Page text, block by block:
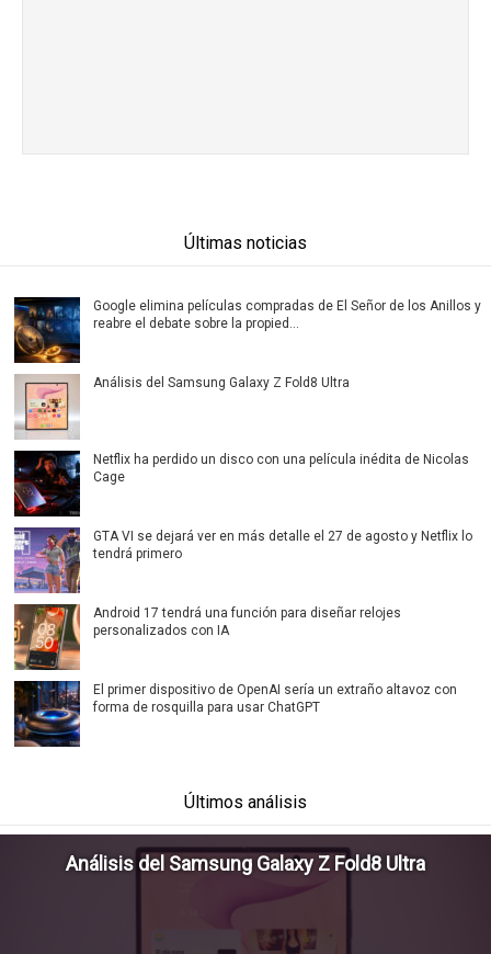
Últimas noticias
Google elimina películas compradas de El Señor de los Anillos y
reabre el debate sobre la propied...
Análisis del Samsung Galaxy Z Fold8 Ultra
Netflix ha perdido un disco con una película inédita de Nicolas
Cage
GTA VI se dejará ver en más detalle el 27 de agosto y Netflix lo
tendrá primero
Android 17 tendrá una función para diseñar relojes
personalizados con IA
El primer dispositivo de OpenAI sería un extraño altavoz con
forma de rosquilla para usar ChatGPT
Últimos análisis
Análisis del Samsung Galaxy Z Fold8 Ultra